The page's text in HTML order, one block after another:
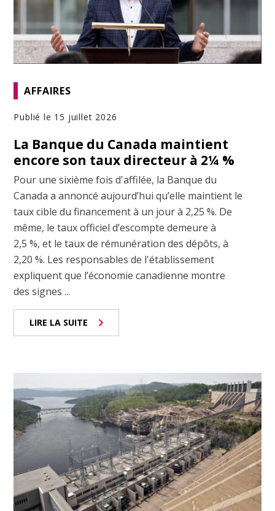
AFFAIRES
Publié le 15 juillet 2026
La Banque du Canada maintient
encore son taux directeur à 2¼ %
Pour une sixième fois d'affilée, la Banque du
Canada a annoncé aujourd’hui qu’elle maintient le
taux cible du financement à un jour à 2,25 %. De
même, le taux officiel d’escompte demeure à
2,5 %, et le taux de rémunération des dépôts, à
2,20 %. Les responsables de l'établissement
expliquent que l’économie canadienne montre
des signes ...
LIRE LA SUITE